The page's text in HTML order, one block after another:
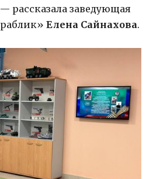
— рассказала заведующая
Елена Сайнахова.